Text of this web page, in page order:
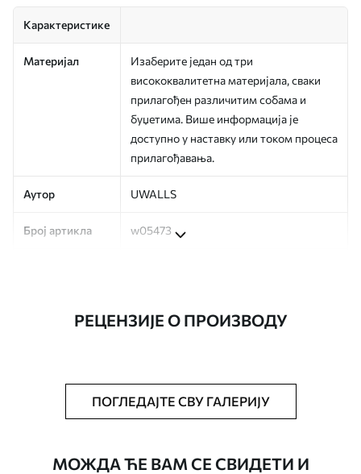
Карактеристике
Материјал
Изаберите један од три
висококвалитетна материјала, сваки
прилагођен различитим собама и
буџетима. Више информација је
доступно у наставку или током процеса
прилагођавања.
Аутор UWALLS
Број артикла w05473
Тапета се може нежно очистити меким
сунђером. Позадине са завршном
водом.
РЕЦЕНЗИЈЕ О ПРОИЗВОДУ
ПОГЛЕДАЈТЕ СВУ ГАЛЕРИЈУ
МОЖДА ЋЕ ВАМ СЕ СВИДЕТИ И